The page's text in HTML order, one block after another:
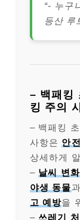
“- 누구
등산 루
– 백패킹
킹 주의
– 백패킹
사항은 안
상세하게
– 날씨 변화
야생 동물
고 예방을
– 쓰레기